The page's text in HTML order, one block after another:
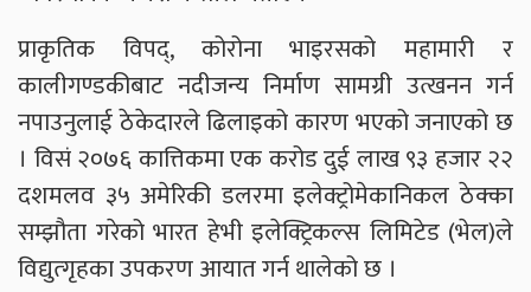
प्राकृतिक विपद्, कोरोना भाइरसको महामारी र
कालीगण्डकीबाट नदीजन्य निर्माण सामग्री उत्खनन गर्न
नपाउनुलाई ठेकेदारले ढिलाइको कारण भएको जनाएको छ
। विसं २०७६ कात्तिकमा एक करोड दुई लाख ९३ हजार २२
दशमलव ३५ अमेरिकी डलरमा इलेक्ट्रोमेकानिकल ठेक्का
सम्झौता गरेको भारत हेभी इलेक्ट्रिकल्स लिमिटेड (भेल)ले
विद्युत्गृहका उपकरण आयात गर्न थालेको छ ।